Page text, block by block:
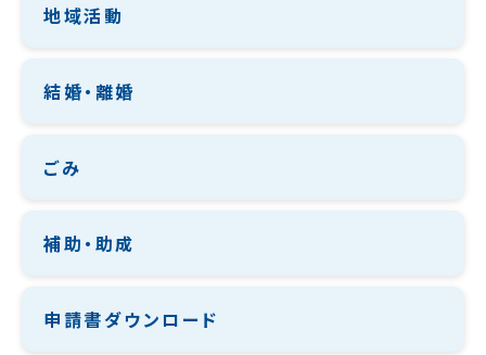
地域活動
結婚・離婚
ごみ
補助・助成
申請書ダウンロード